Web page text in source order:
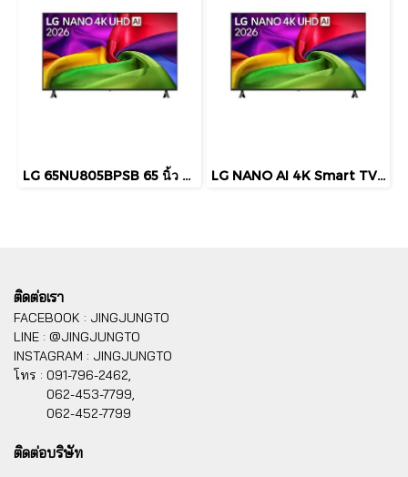
LG 65NU805BPSB 65 นิ้ว NANO AI 4K UHD Smart TV webOS 26 รุ่นปี 2026 LG NANO AI 4K Smart TV 75 นิ้ว รุ่น 75NU805BPSB
ติดต่อเรา
FACEBOOK : JINGJUNGTO
LINE : @JINGJUNGTO
INSTAGRAM : JINGJUNGTO
โทร : 091-796-2462,
062-453-7799,
062-452-7799
ติดต่อบริษัท